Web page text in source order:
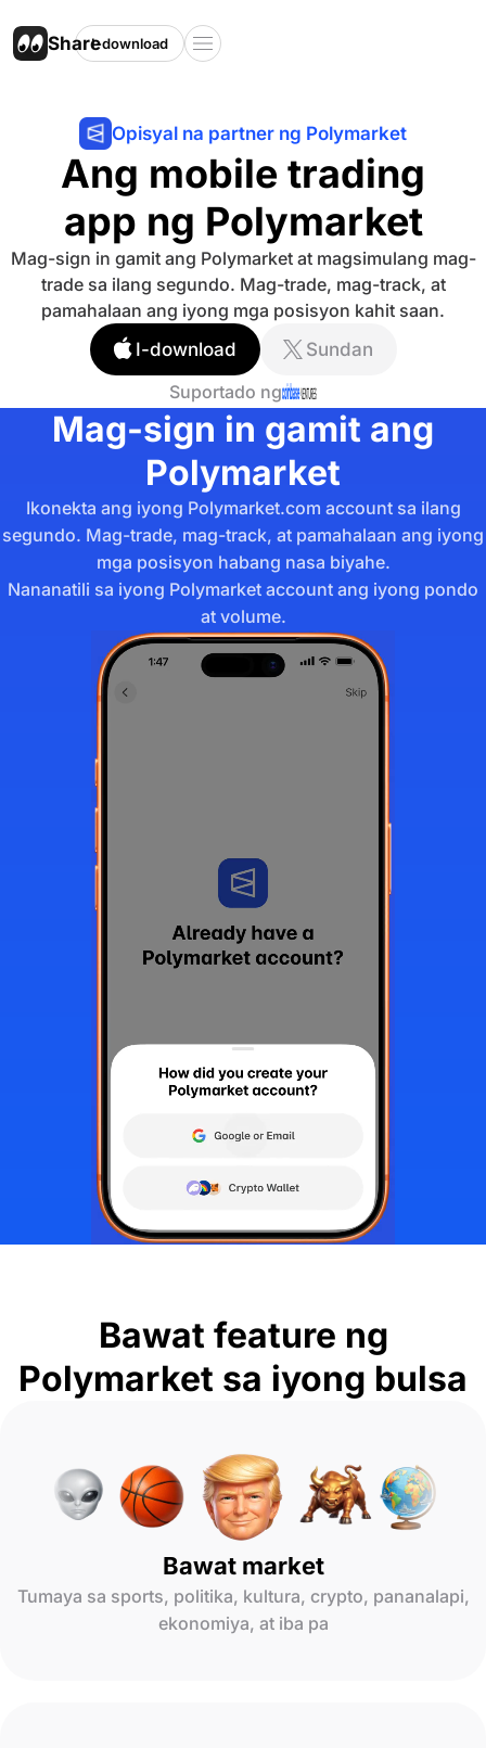
ShareI-download
Opisyal na partner ng Polymarket
Ang mobile trading
app ng Polymarket
Mag-sign in gamit ang Polymarket at magsimulang mag-
trade sa ilang segundo. Mag-trade, mag-track, at
pamahalaan ang iyong mga posisyon kahit saan.
I-download
Sundan
Suportado ng
Mag-sign in gamit ang
Polymarket
Ikonekta ang iyong Polymarket.com account sa ilang
segundo. Mag-trade, mag-track, at pamahalaan ang iyong
mga posisyon habang nasa biyahe.
Nananatili sa iyong Polymarket account ang iyong pondo
at volume.
Bawat feature ng
Polymarket sa iyong bulsa
Bawat market
Tumaya sa sports, politika, kultura, crypto, pananalapi,
ekonomiya, at iba pa